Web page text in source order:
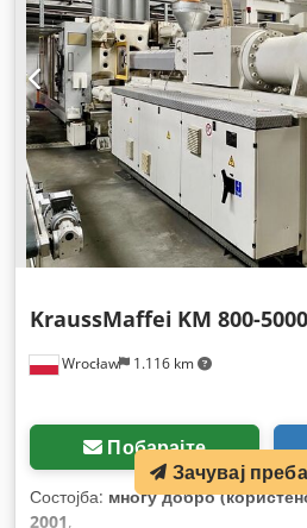
Wrocław 1.116 km
KraussMaffei KM 800-
Побарајте
Состојба: многу добро
2001,